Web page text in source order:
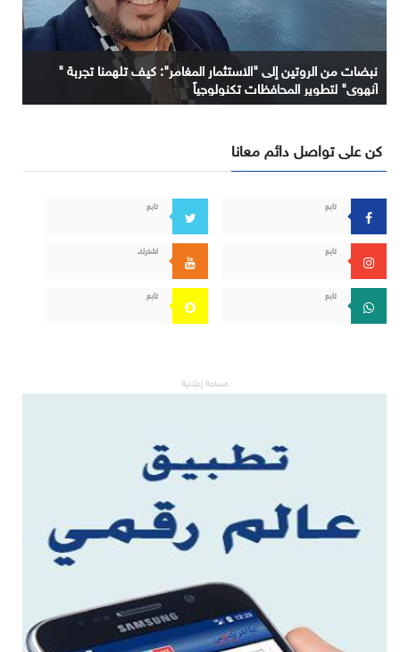
نبضات من الروتين إلى "الاستثمار المغامر": كيف تلهمنا تجربة "
آنهوي" لتطوير المحافظات تكنولوجياً
كن على تواصل دائم معانا
تابع تابع
تابع اشترك
تابع تابع
مساحة إعلانية